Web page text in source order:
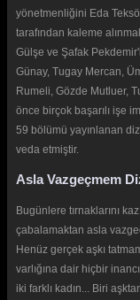
yönetmenliğini Eda
tarafından kaleme
Gülşe ve Şafak
Günay, Tugay Mercan,
Rumeli, Gözde Mutluer,
önce birçok başarılı işe
59 bölümü yayınlanan
veda etmiştir.
Asla Vazgeçmem
Bugünlere tırnaklarını
çabalamaktan asla
Henüz gerçek aşkı
varlığına dair hiçbir
iki farklı kadın... Biri